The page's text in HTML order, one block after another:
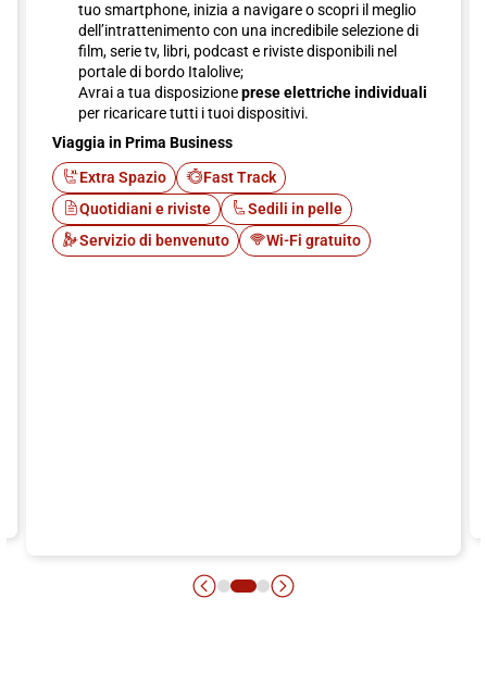
tuo smartphone, inizia a navigare o scopri il meglio
dell’intrattenimento con una incredibile selezione di
film, serie tv, libri, podcast e riviste disponibili nel
portale di bordo Italolive;
Avrai a tua disposizioneprese elettriche individuali
per ricaricare tutti i tuoi dispositivi.
Viaggia in Prima Business
Extra Spazio
Fast Track
Quotidiani e riviste
Sedili in pelle
Servizio di benvenuto
Wi-Fi gratuito